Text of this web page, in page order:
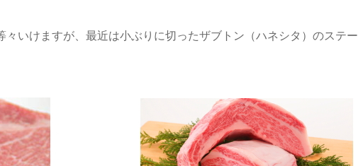
いけますが、最近は小ぶりに切ったザブトン（ハネシタ）のステー